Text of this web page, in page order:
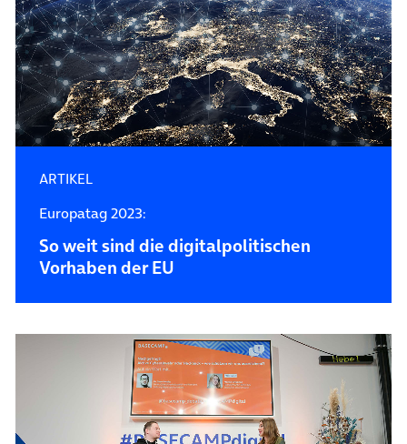
ARTIKEL
Europatag 2023:
So weit sind die digitalpolitischen
Vorhaben der EU